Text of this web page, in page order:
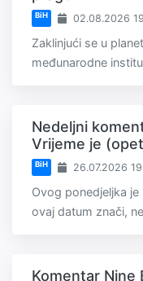
BiH 02.08.2026
Zaklinjući se u
međunarodne
Nedeljni
Vrijeme je
BiH 26.07.2026
Ovog ponedjeljka
ovaj datum znači,
Komentar Nine